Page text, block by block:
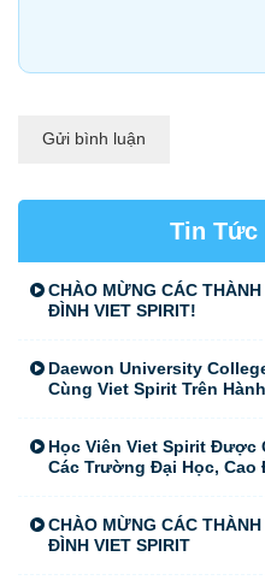
Gửi bình luận
Tin Tức
CHÀO MỪNG CÁC
ĐÌNH VIET SPIRIT!
Daewon University
Cùng Viet Spirit Trên
Học Viên Viet Spirit Được
Các Trường Đại Học, Cao
CHÀO MỪNG CÁC
ĐÌNH VIET SPIRIT